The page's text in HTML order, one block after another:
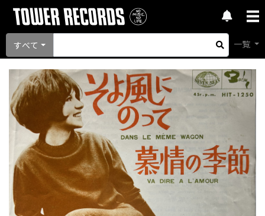
すべて 一覧